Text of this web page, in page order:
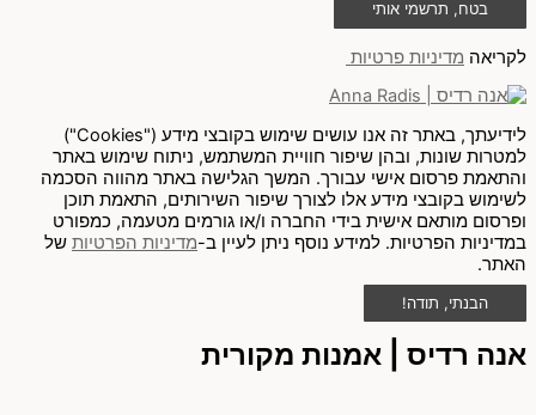
בטח, תרשמי אותי
לקריאה מדיניות פרטיות
לידיעתך, באתר זה אנו עושים שימוש בקובצי מידע ("Cookies")
למטרות שונות, ובהן שיפור חוויית המשתמש, ניתוח שימוש באתר
והתאמת פרסום אישי עבורך. המשך הגלישה באתר מהווה הסכמה
לשימוש בקובצי מידע אלו לצורך שיפור השירותים, התאמת תוכן
ופרסום מותאם אישית בידי החברה ו/או גורמים מטעמה, כמפורט
במדיניות הפרטיות. למידע נוסף ניתן לעיין ב-מדיניות הפרטיות של
האתר.
הבנתי, תודה!
אנה רדיס | אמנות מקורית